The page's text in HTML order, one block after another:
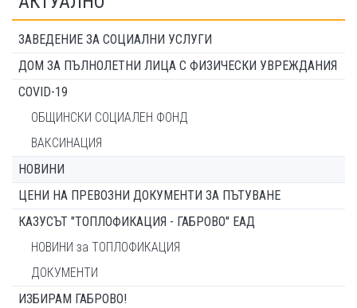
ЗАВЕДЕНИЕ ЗА СОЦИАЛНИ УСЛУГИ
ДОМ ЗА ПЪЛНОЛЕТНИ ЛИЦА С ФИЗИЧЕСКИ УВРЕЖДАНИЯ
COVID-19
ОБЩИНСКИ СОЦИАЛЕН ФОНД
ВАКСИНАЦИЯ
НОВИНИ
ЦЕНИ НА ПРЕВОЗНИ ДОКУМЕНТИ ЗА ПЪТУВАНЕ
КАЗУСЪТ "ТОПЛОФИКАЦИЯ - ГАБРОВО" ЕАД
НОВИНИ за ТОПЛОФИКАЦИЯ
ДОКУМЕНТИ
ИЗБИРАМ ГАБРОВО!